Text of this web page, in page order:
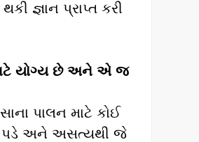
જ્ઞાન પ્રાપ્ત કરી
માટે યોગ્ય છે અને એ જ
પાલન માટે કોઈ
જ પડે અને અસત્યથી જે